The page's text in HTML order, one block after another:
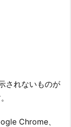
されないものが
Chrome、